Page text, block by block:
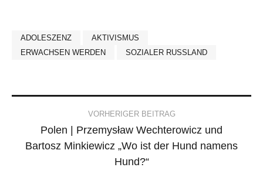
ADOLESZENZ
AKTIVISMUS
ERWACHSEN WERDEN
SOZIALER RUSSLAND
navigation
VORHERIGER BEITRAG
Polen | Przemysław Wechterowicz und
Bartosz Minkiewicz „Wo ist der Hund namens
Hund?“